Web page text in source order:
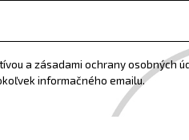
a zásadami ochrany osobných
informačného emailu.